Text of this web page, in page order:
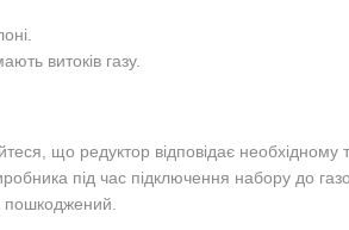
витоків газу.
що редуктор відповідає необхідному
під час підключення набору до
пошкоджений.